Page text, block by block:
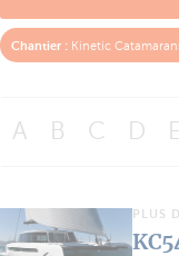
Chantier : Kinetic
A B C D E
PLUS